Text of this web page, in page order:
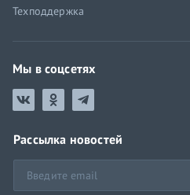
Техподдержка
Мы в соцсетях
Рассылка новостей